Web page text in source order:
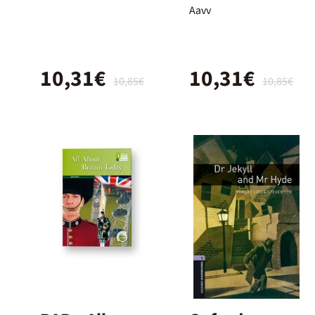
10,85€
10,31€
Eso
Aavv
10,85€
10,31€